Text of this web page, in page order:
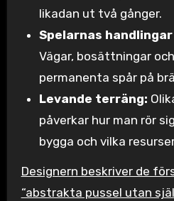
likadan ut två gånger.
Spelarnas
Vägar, bosättningar
permanenta spår på
Levande terräng:
påverkar hur man rör
bygga och vilka
Designern beskriver de
“abstrakta pussel utan